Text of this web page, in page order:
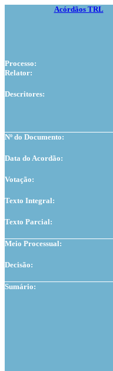
Acórdãos TRL
Processo:
Relator:
Descritores:
Nº do Documento:
Data do Acordão:
Votação:
Texto Integral:
Texto Parcial:
Meio Processual:
Decisão:
Sumário: